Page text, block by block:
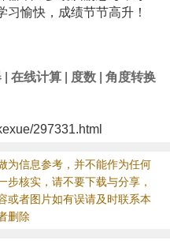
习愉快，成绩节节高升！
| 在线计算| 度数| 角度转换
297331.html
为信息参考，并不能作为任何
步核实，请不要下载与分享，
或者图片如有误请及时联系本
删除